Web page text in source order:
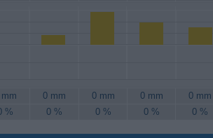
0 mm 0 mm 0 mm 0 mm
% 0 % 0 % 0 % 0 %